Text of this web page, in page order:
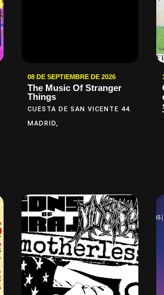
08 DE SEPTIEMBRE DE 2026
The Music Of Stranger
Things
CUESTA DE SAN VICENTE 44.
MADRID,